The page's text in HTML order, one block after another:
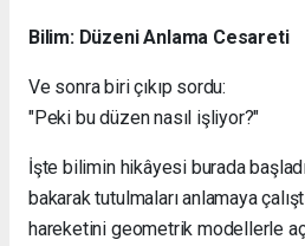
Bilim: Düzeni Anlama Cesareti
Ve sonra biri çıkıp sordu:
"Peki bu düzen nasıl işliyor?"
İşte bilimin hikâyesi burada
bakarak tutulmaları anlamaya
hareketini geometrik modellerle